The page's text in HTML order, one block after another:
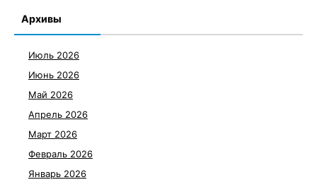
Архивы
Июль 2026
Июнь 2026
Май 2026
Апрель 2026
Март 2026
Февраль 2026
Январь 2026